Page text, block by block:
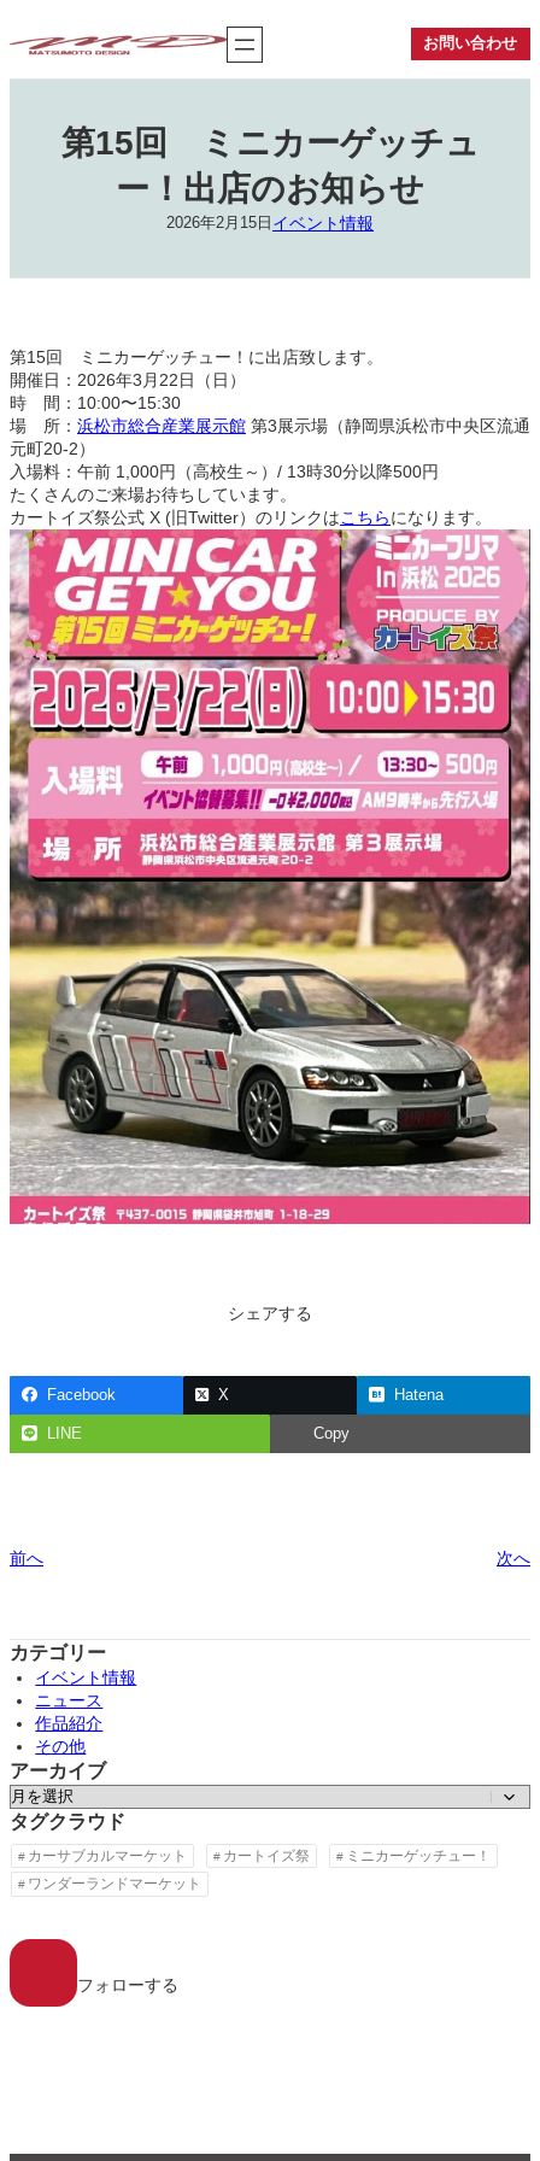
容
お問い合わせ
第15回 ミニカーゲッチュ
ー！出店のお知らせ
2026年2月15日 イベント情報
第15回 ミニカーゲッチュー！に出店致します。
開催日：2026年3月22日（日）
時 間：10:00〜15:30
場 所： 浜松市総合産業展示館 第3展示場（静岡県浜松市中央区流通
元町20-2）
入場料：午前 1,000円（高校生～）/ 13時30分以降500円
たくさんのご来場お待ちしています。
カートイズ祭公式 X (旧Twitter）のリンクはこちらになります。
シェアする
Facebook X Hatena
LINE Copy
前へ 次へ
カテゴリー
イベント情報
ニュース
作品紹介
その他
アーカイブ
ア
ー
カ
イ
ブ
タグクラウド
カーサブカルマーケット カートイズ祭
ミニカーゲッチュー！
ワンダーランドマーケット
ア
イ
ン
フォローする